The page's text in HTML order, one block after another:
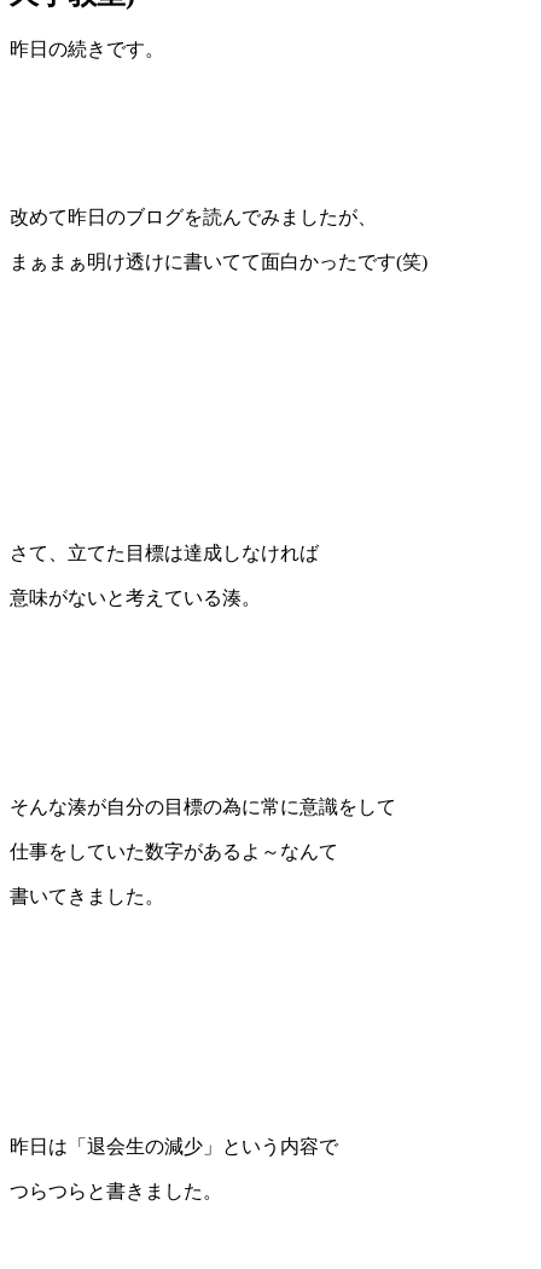
昨日の続きです。
改めて昨日のブログを読んでみましたが、
まぁまぁ明け透けに書いてて面白かったです(笑)
さて、立てた目標は達成しなければ
意味がないと考えている湊。
そんな湊が自分の目標の為に常に意識をして
仕事をしていた数字があるよ～なんて
書いてきました。
昨日は「退会生の減少」という内容で
つらつらと書きました。